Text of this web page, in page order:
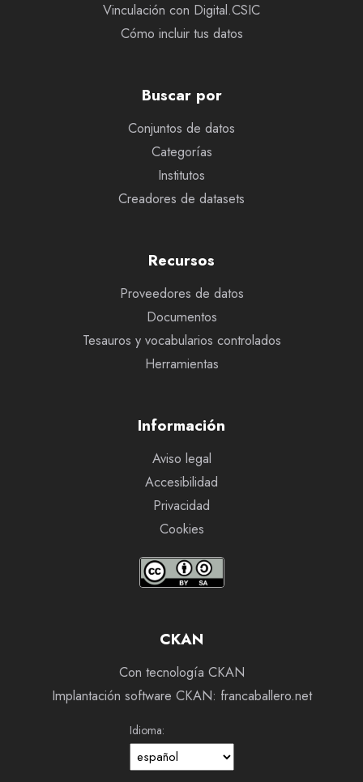
Vinculación con Digital.CSIC
Cómo incluir tus datos
Buscar por
Conjuntos de datos
Categorías
Institutos
Creadores de datasets
Recursos
Proveedores de datos
Documentos
Tesauros y vocabularios controlados
Herramientas
Información
Aviso legal
Accesibilidad
Privacidad
Cookies
CKAN
Con tecnología CKAN
Implantación software CKAN: francaballero.net
Idioma